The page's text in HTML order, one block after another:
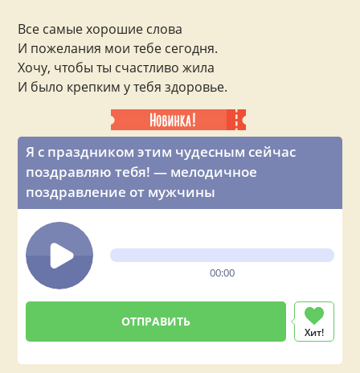
Я с праздником этим чудесным сейчас
поздравляю тебя! — мелодичное
поздравление от мужчины
00:00
Хит!
Все самые хорошие слова
И пожелания мои тебе сегодня.
Хочу, чтобы ты счастливо жила
И было крепким у тебя здоровье.